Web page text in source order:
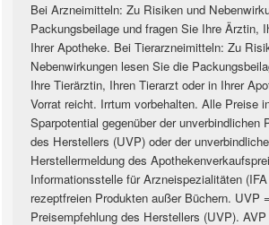
Bei Arzneimitteln: Zu Risiken und
Packungsbeilage und fragen Sie Ihre Ärztin,
Ihrer Apotheke. Bei Tierarzneimitteln: Zu
Nebenwirkungen lesen Sie die
Ihre Tierärztin, Ihren Tierarzt oder in Ihrer
Vorrat reicht. Irrtum vorbehalten. Alle Preise
Sparpotential gegenüber der unverbindlichen
des Herstellers (UVP) oder der
Herstellermeldung des
Informationsstelle für Arzneispezialitäten
rezeptfreien Produkten außer Büchern. UVP
Preisempfehlung des Herstellers (UVP). AVP